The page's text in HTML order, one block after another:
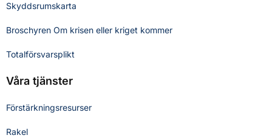
Skyddsrumskarta
Broschyren Om krisen eller kriget kommer
Totalförsvarsplikt
Våra tjänster
Förstärkningsresurser
Rakel